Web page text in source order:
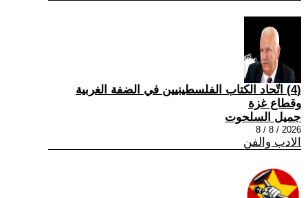
(4) اتّحاد الكتاب الفلسطينيين في الضفة الغربية
وقطاع غزة
جميل السلحوت
2026 / 8 / 8
الادب والفن